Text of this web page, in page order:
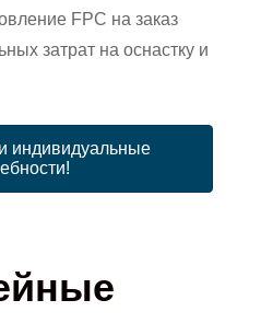
FPC на заказ
затрат на оснастку и
индивидуальные